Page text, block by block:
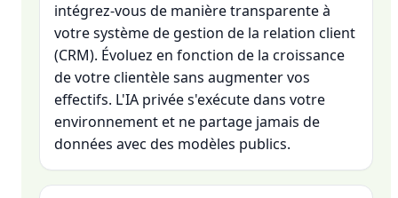
intégrez-vous de manière transparente à
votre système de gestion de la relation client
(CRM). Évoluez en fonction de la croissance
de votre clientèle sans augmenter vos
effectifs. L'IA privée s'exécute dans votre
environnement et ne partage jamais de
données avec des modèles publics.